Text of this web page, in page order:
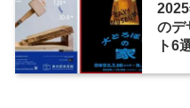
のデ
ト6